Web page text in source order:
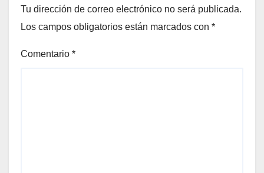
Tu dirección de correo electrónico no será publicada.
Los campos obligatorios están marcados con *
Comentario *